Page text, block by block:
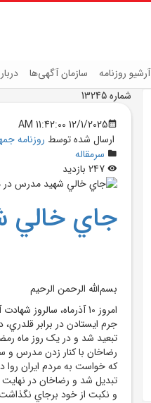
آرشیو روزنامه سازمان آگهی‌ها
شماره 13245
12/1/2025 11:42:00 AM
ارسال شده توسط روزنامه
سرمقاله
جاي
بسم‌الله الرحمن الرحيم
امروز 10 آذرماه،
جرم ايستادن در برابر
تبعيد شد و در يک روز ماه
رضاخان با کنار زدن مدرس و
که خواست به مردم ايران روا
تبديل شد و رضاخان در
و نکبت از خود برجاي